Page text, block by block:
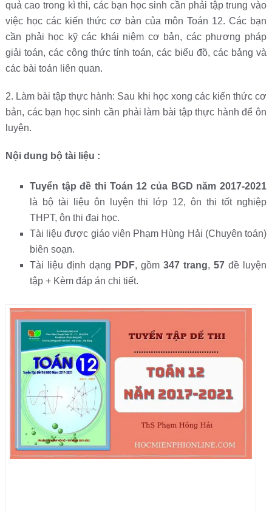
quả cao trong kì thi, các bạn học sinh cần phải tập trung vào
việc học các kiến thức cơ bản của môn Toán 12. Các bạn
cần phải học kỹ các khái niệm cơ bản, các phương pháp
giải toán, các công thức tính toán, các biểu đồ, các bảng và
các bài toán liên quan.
2. Làm bài tập thực hành: Sau khi học xong các kiến thức cơ
bản, các bạn học sinh cần phải làm bài tập thực hành để ôn
luyện.
Nội dung bộ tài liệu :
Tuyển tập đề thi Toán 12 của BGD năm 2017-2021
là bộ tài liệu ôn luyện thi lớp 12, ôn thi tốt nghiệp
THPT, ôn thi đại học.
Tài liệu được giáo viên Phạm Hùng Hải (Chuyên toán)
biên soạn.
Tài liệu định dạng PDF, gồm 347 trang,57 đề luyện
tập + Kèm đáp án chi tiết.